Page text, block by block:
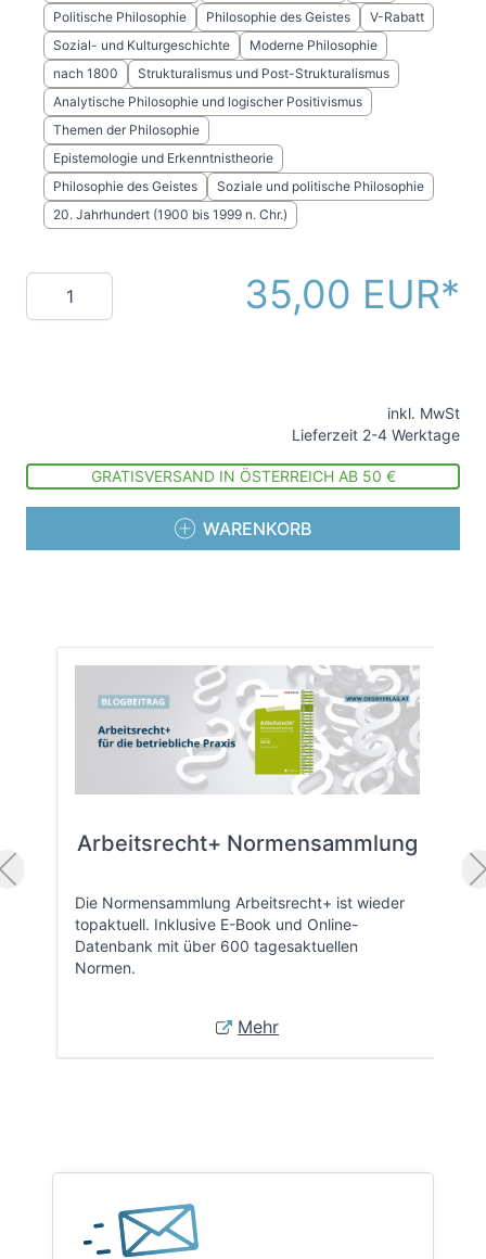
Politische Philosophie Philosophie des Geistes
V-Rabatt
Sozial- und Kulturgeschichte
Moderne Philosophie
nach 1800
Strukturalismus und Post-Strukturalismus
Analytische Philosophie und logischer Positivismus
Themen der Philosophie
Epistemologie und Erkenntnistheorie
Philosophie des Geistes
Soziale und politische Philosophie
20. Jahrhundert (1900 bis 1999 n. Chr.)
Menge 35,00 EUR
inkl. MwSt
Lieferzeit 2-4 Werktage
GRATISVERSAND IN ÖSTERREICH AB 50 €
WARENKORB
Arbeitsrecht+ Normensammlung
Die Normensammlung Arbeitsrecht+ ist wieder
topaktuell. Inklusive E-Book und Online-
Datenbank mit über 600 tagesaktuellen
Normen.
Mehr